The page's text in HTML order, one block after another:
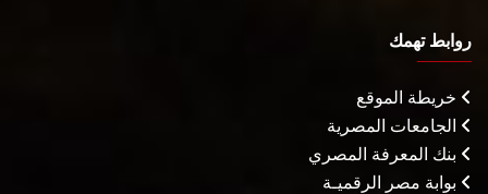
روابط تهمك
خريطة الموقع
الجامعات المصرية
بنك المعرفة المصري
بوابة مصر الرقميـة